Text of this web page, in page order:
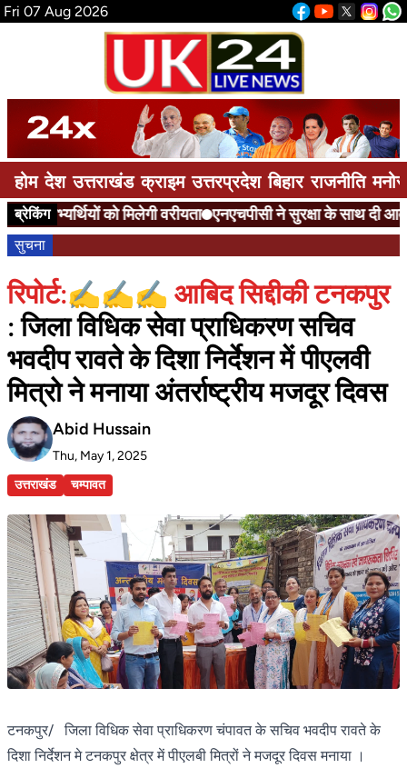
Fri 07 Aug 2026
होम देश उत्तराखंड क्राइम उत्तरप्रदेश बिहार राजनीति
ब्रेकिंगको मिलेगी वरीयता एनएचपीसी ने सुरक्षा के साथ दी आवाजाही
सुचना
रिपोर्ट:✍️✍️✍️ आबिद सिद्दीकी टनकपुर
: जिला विधिक सेवा प्राधिकरण सचिव
भवदीप रावते के दिशा निर्देशन में पीएलवी
मित्रो ने मनाया अंतर्राष्ट्रीय मजदूर दिवस
Abid Hussain
Thu, May 1, 2025
उत्तराखंड
चम्पावत
टनकपुर/ जिला विधिक सेवा प्राधिकरण चंपावत के सचिव भवदीप रावते के
दिशा निर्देशन मे टनकपुर क्षेत्र में पीएलबी मित्रों ने मजदूर दिवस मनाया ।